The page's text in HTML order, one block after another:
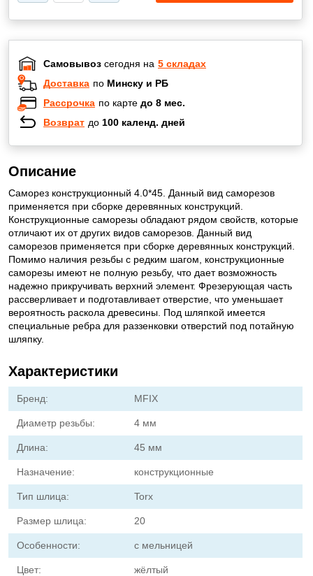
Самовывоз сегодня на 5 складах
Доставка по Минску и РБ
Рассрочка по карте до 8 мес.
Возврат до 100 календ. дней
Описание
Саморез конструкционный 4.0*45. Данный вид саморезов
применяется при сборке деревянных конструкций.
Конструкционные саморезы обладают рядом свойств, которые
отличают их от других видов саморезов. Данный вид
саморезов применяется при сборке деревянных конструкций.
Помимо наличия резьбы с редким шагом, конструкционные
саморезы имеют не полную резьбу, что дает возможность
надежно прикручивать верхний элемент. Фрезерующая часть
рассверливает и подготавливает отверстие, что уменьшает
вероятность раскола древесины. Под шляпкой имеется
специальные ребра для раззенковки отверстий под потайную
шляпку.
Характеристики
Бренд: MFIX
Диаметр резьбы: 4 мм
Длина: 45 мм
Назначение: конструкционные
Тип шлица: Torx
Размер шлица: 20
Особенности: с мельницей
Цвет: жёлтый